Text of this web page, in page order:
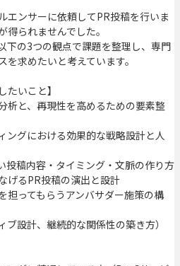
エンサーに依頼してPR投稿を行いま
得られませんでした。
下の3つの観点で課題を整理し、専門
求めたいと考えています。
たいこと】
析と、再現性を高めるための要素整
ングにおける効果的な戦略設計と人
投稿内容・タイミング・文脈の作り方
げるPR投稿の演出と設計
担ってもらうアンバサダー施策の構
設計、継続的な関係性の築き方）